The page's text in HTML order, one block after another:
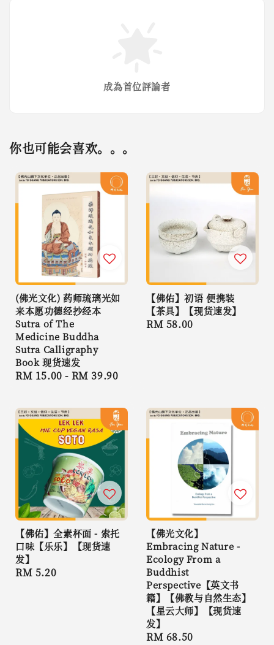
成為首位評論者
你也可能会喜欢。。。
(佛光文化) 药师琉璃光如
来本愿功德经抄经本
Sutra of The
Medicine Buddha
Sutra Calligraphy
Book 现货速发
Regular
RM 15.00 - RM 39.90
【佛佑】初语 便携装
【茶具】【现货速发】
Regular
RM 58.00
【佛佑】全素杯面 - 索托
口味【乐乐】【现货速
发】
Regular
RM 5.20
【佛光文化】
Embracing Nature -
Ecology From a
Buddhist
Perspective【英文书
籍】【佛教与自然生态】
【星云大师】【现货速
发】
Regular
RM 68.50